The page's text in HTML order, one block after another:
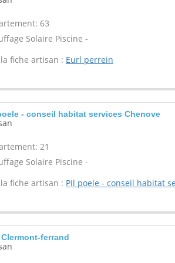
63
Solaire Piscine -
fiche artisan : Eurl perrein
- conseil habitat services Chenove
21
Solaire Piscine -
fiche artisan : Pil poele - conseil habitat
Clermont-ferrand